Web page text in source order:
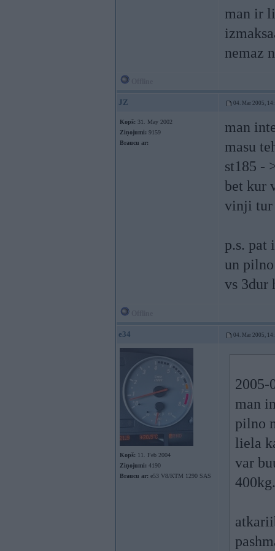
man ir
nemaz
JZ 04. Mar 2005,
Kopš: 31. May 2002
Ziņojumi: 9159
Braucu ar:
man
masu
st185 -
bet kur
vinji tur
p.s. pat
un
vs 3dur
e34 04. Mar 2005,
Kopš: 11. Feb 2004
Ziņojumi: 4190
Braucu ar: e53 V8/KTM 1290 SAS
2005-
man
pilno
liela
var